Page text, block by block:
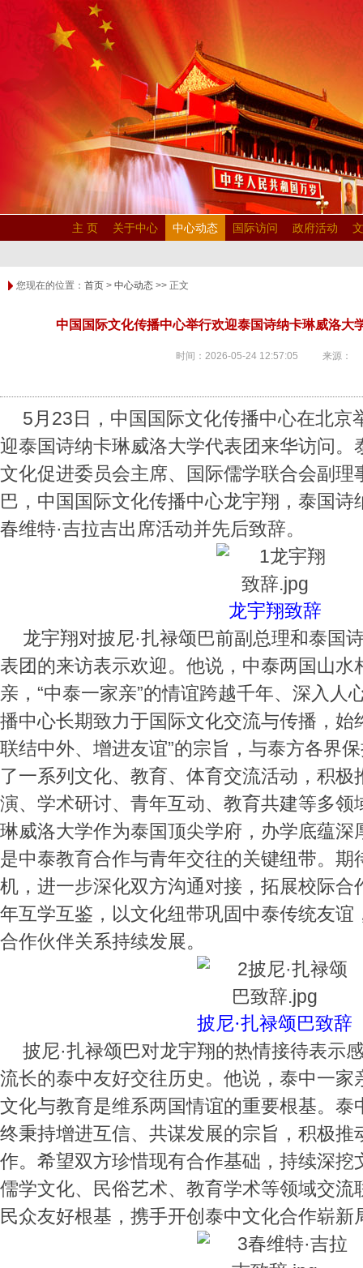
主 页 关于中心 中心动态 国际访问 政府活动
您现在的位置： 首页 > 中心动态 >> 正文
中国国际文化传播中心举行欢迎泰国诗纳卡琳威洛大
时间：2026-05-24 12:57:05 来源：
5月23日，中国国际文化传播中心在北京
迎泰国诗纳卡琳威洛大学代表团来华访问。
文化促进委员会主席、国际儒学联合会副理
巴，中国国际文化传播中心龙宇翔，泰国诗
春维特·吉拉吉出席活动并先后致辞。
龙宇翔致辞
龙宇翔对披尼·扎禄颂巴前副总理和泰国
表团的来访表示欢迎。他说，中泰两国山水
亲，“中泰一家亲”的情谊跨越千年、深入人
播中心长期致力于国际文化交流与传播，始
联结中外、增进友谊”的宗旨，与泰方各界
了一系列文化、教育、体育交流活动，积极
演、学术研讨、青年互动、教育共建等多领
琳威洛大学作为泰国顶尖学府，办学底蕴深
是中泰教育合作与青年交往的关键纽带。期
机，进一步深化双方沟通对接，拓展校际合
年互学互鉴，以文化纽带巩固中泰传统友谊
合作伙伴关系持续发展。
披尼·扎禄颂巴致辞
披尼·扎禄颂巴对龙宇翔的热情接待表示
流长的泰中友好交往历史。他说，泰中一家
文化与教育是维系两国情谊的重要根基。泰
终秉持增进互信、共谋发展的宗旨，积极推
作。希望双方珍惜现有合作基础，持续深挖
儒学文化、民俗艺术、教育学术等领域交流
民众友好根基，携手开创泰中文化合作崭新